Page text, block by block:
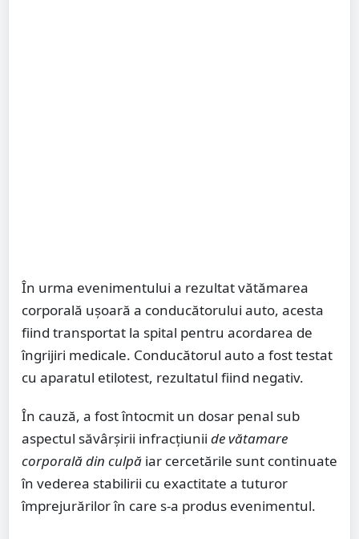
În urma evenimentului a rezultat vătămarea
corporală ușoară a conducătorului auto, acesta
fiind transportat la spital pentru acordarea de
îngrijiri medicale. Conducătorul auto a fost testat
cu aparatul etilotest, rezultatul fiind negativ.
În cauză, a fost întocmit un dosar penal sub
aspectul săvârșirii infracțiunii de vătamare
corporală din culpă iar cercetările sunt continuate
în vederea stabilirii cu exactitate a tuturor
împrejurărilor în care s-a produs evenimentul.